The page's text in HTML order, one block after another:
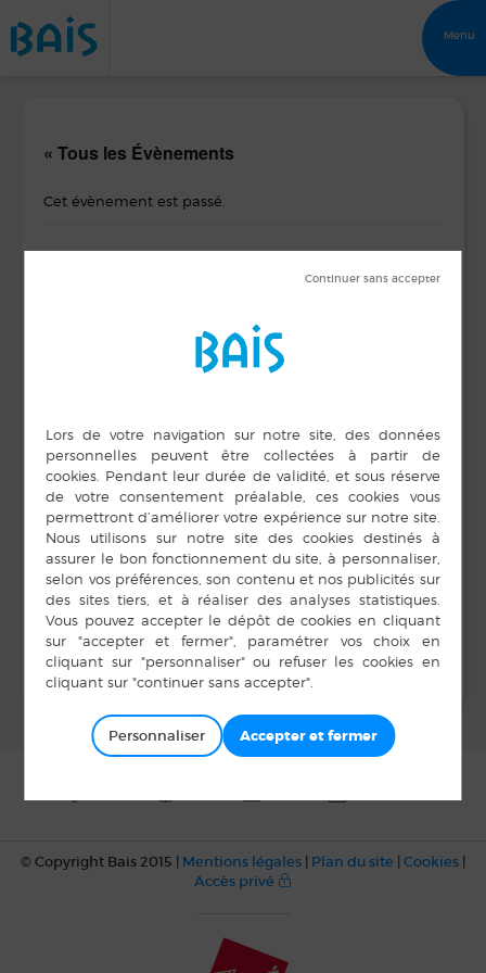
Menu
« Tous les Évènements
Cet évènement est passé.
Journées du patrimoine à la
14 septembre 2024 de 8 h 00 minà
DÉTAILS
Date :
14 septembre 2024
Heure :
8 h 00 min à 17 h 00 min
Celtic Truck
Show 2024
Exposition d’appareils
photographiques à la
médiathèque
© Copyright Bais 2015 | Mentions légales | Plan du site | Cookies |
Accès privé
Personnaliser